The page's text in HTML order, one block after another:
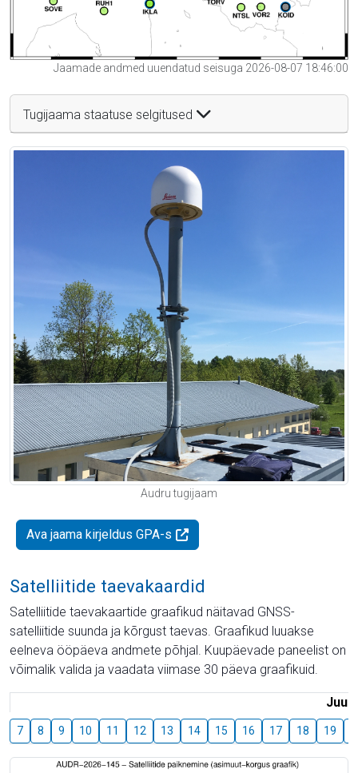
Jaamade andmed uuendatud seisuga 2026-08-07 18:46:00
Tugijaama staatuse selgitused
Audru tugijaam
Ava jaama kirjeldus GPA-s
Satelliitide taevakaardid
Satelliitide taevakaartide graafikud näitavad GNSS-
satelliitide suunda ja kõrgust taevas. Graafikud luuakse
eelneva ööpäeva andmete põhjal. Kuupäevade paneelist on
võimalik valida ja vaadata viimase 30 päeva graafikuid.
Juuli
7 8 9 10 11 12 13 14 15 16 17 18 19